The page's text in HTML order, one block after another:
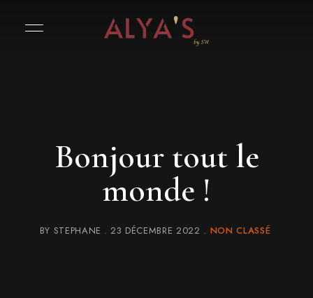
Bonjour tout le
monde !
BY STEPHANE 23 DÉCEMBRE 2022 NON CLASSÉ